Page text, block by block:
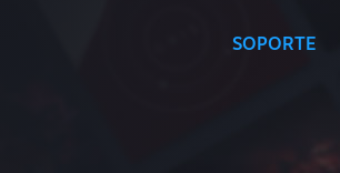
SOPORTE